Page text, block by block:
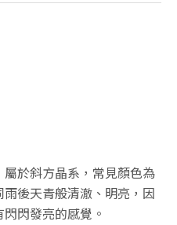
於斜方晶系，常見顏色為
後天青般清澈、明亮，因
閃發亮的感覺。